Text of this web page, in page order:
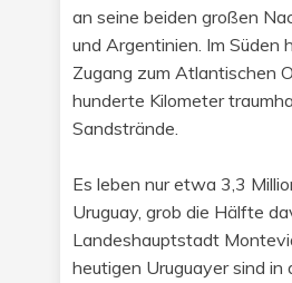
an seine beiden großen
und Argentinien. Im Süden
Zugang zum Atlantischen
hunderte Kilometer
Sandstrände.
Es leben nur etwa 3,3
Uruguay, grob die Hälfte
Landeshauptstadt
heutigen Uruguayer sind in